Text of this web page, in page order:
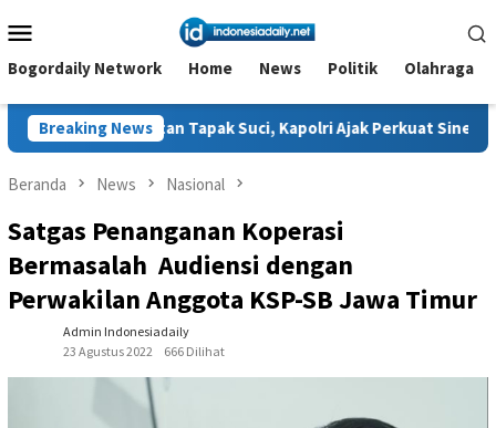
ke
kontenMobile
Bogordaily Network Home News Politik Olahraga
Breaking News
Tapak Suci, Kapolri Ajak Perkuat Sinergi Jaga Generasi
Beranda News Nasional
Satgas Penanganan Koperasi
Bermasalah Audiensi dengan
Perwakilan Anggota KSP-SB Jawa Timur
Admin Indonesiadaily
23 Agustus 2022
666 Dilihat